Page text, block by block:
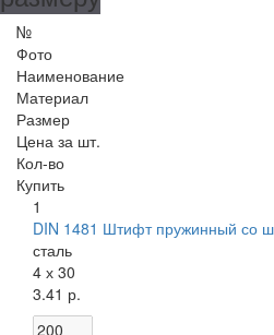
№
Фото
Наименование
Материал
Размер
Цена за шт.
Кол-во
Купить
1
DIN 1481 Штифт пружинный со
сталь
4 х 30
3.41 р.